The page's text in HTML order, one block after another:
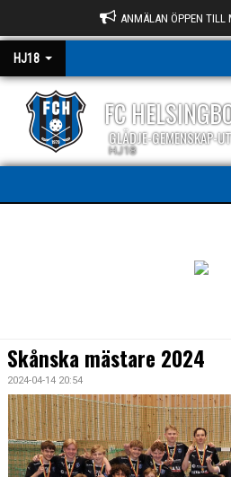
ANMÄLAN ÖPPEN TILL
HJ18
FC
GLÄDJE-GEMENSKAP-
HJ18
BILDGALLERI
DOKUMENT
KONTAKT
Skånska mästare 2024
2024-04-14 20:54